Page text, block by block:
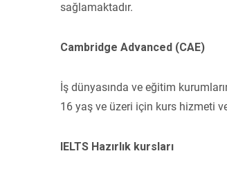
sağlamaktadır.
Cambridge Advanced (CAE)
İş dünyasında ve eğitim
16 yaş ve üzeri için kurs hizmeti
IELTS Hazırlık kursları